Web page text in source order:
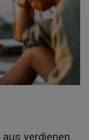
verdienen.